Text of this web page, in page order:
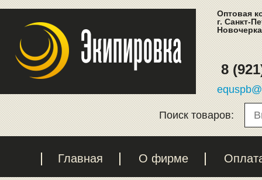
Оптовая
г. Санкт-
8
Поиск товаров:
Главная О фирме